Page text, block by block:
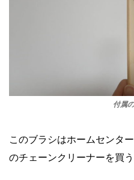
付属
このブラシはホームセンタ
のチェーンクリーナーを買